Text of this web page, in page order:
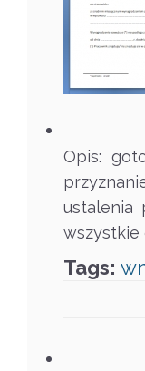
Opis:
ustalenia
wszystkie
Tags: